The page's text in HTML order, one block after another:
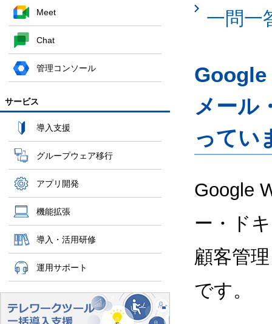
Meet
Chat
管理コンソール
サービス
導入支援
グループウェア移行
アプリ開発
機能拡張
導入・活用研修
運用サポート
一問一
Google
メール
ってい
Google
ー・ド
顧客管
です。